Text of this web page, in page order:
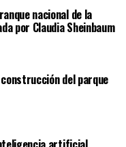
nacional de la
por Claudia Sheinbaum
del parque